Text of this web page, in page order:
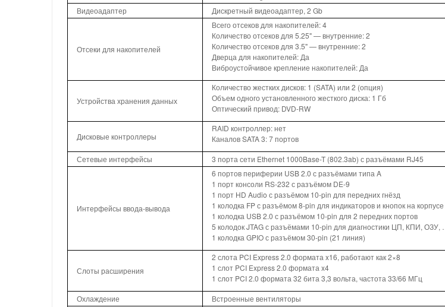
Видеоадаптер
Дискретный видеоадаптер, 2 Gb
Отсеки для накопителей
Всего отсеков для накопителей: 4
Количество отсеков для 5.25" — внутренние: 2
Количество отсеков для 3.5" — внутренние: 2
Дверца для накопителей: Да
Виброустойчивое крепление накопителей: Да
Устройства хранения данных
Количество жестких дисков: 1 (SATA) или 2 (опция)
Объем одного установленного жесткого диска: 1 Гб
Оптический привод: DVD-RW
Дисковые контроллеры
RAID контроллер: нет
Каналов SATA 3: 7 портов
Сетевые интерфейсы
3 порта сети Ethernet 1000Base-T (802.3ab) с разъёмами RJ45
Интерфейсы ввода-вывода
6 портов периферии USB 2.0 с разъёмами типа A
1 порт консоли RS-232 с разъёмом DE-9
1 порт HD Audio с разъёмом 10-pin для передних гнёзд
1 колодка FP с разъёмом 8-pin для индикаторов и кнопок на корпусе
1 колодка USB 2.0 с разъёмом 10-pin для 2 передних портов
5 колодок JTAG с разъёмами 10-pin для диагностики ЦП, КПИ, ОЗУ, …
1 колодка GPIO с разъёмом 30-pin (21 линия)
Слоты расширения
2 слота PCI Express 2.0 формата x16, работают как 2×8
1 слот PCI Express 2.0 формата x4
1 слот PCI 2.0 формата 32 бита 3,3 вольта, частота 33/66 МГц
Охлаждение
Встроенные вентиляторы